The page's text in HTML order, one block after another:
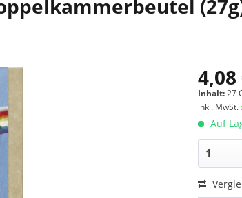
Inhalt:27
inkl. MwSt.
Auf